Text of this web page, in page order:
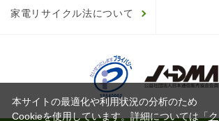
家電リサイクル法について
本サイトの最適化や利用状況の分析のため
Cookieを使用しています。詳細については「ク